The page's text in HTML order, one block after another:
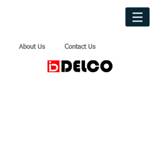
About Us Contact Us